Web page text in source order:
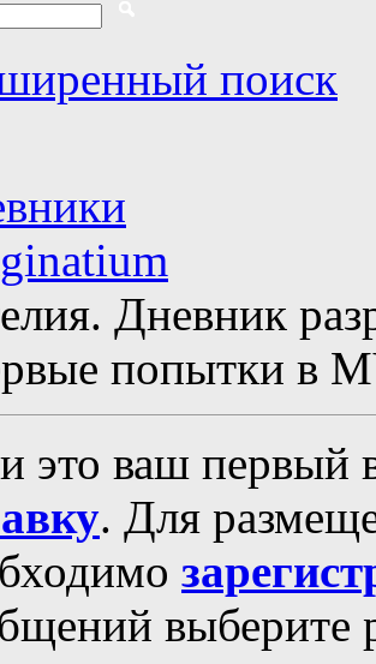
поиск
Дневник
попытки в
это ваш первый
. Для
выберите